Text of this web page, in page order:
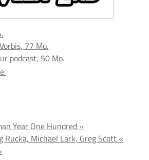
77 Mo.
podcast, 50 Mo.
Year One Hundred »
Rucka, Michael Lark, Greg Scott «